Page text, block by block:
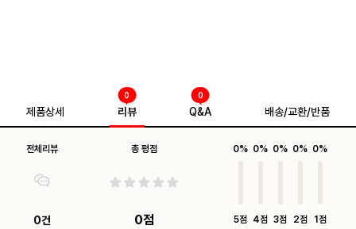
제품상세 리뷰
0
Q&A
0
배송/교환/반품
전체리뷰
0건
총 평점
0점
0%
5점
0%
4점
0%
3점
0%
2점
0%
1점